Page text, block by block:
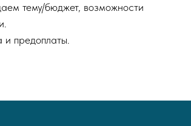
тему/бюджет, возможности
предоплаты.